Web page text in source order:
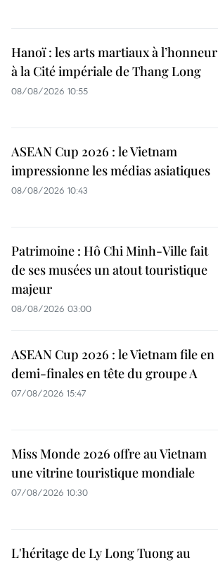
Hanoï : les arts martiaux à l’honneur
à la Cité impériale de Thang Long
08/08/2026 10:55
ASEAN Cup 2026 : le Vietnam
impressionne les médias asiatiques
08/08/2026 10:43
Patrimoine : Hô Chi Minh-Ville fait
de ses musées un atout touristique
majeur
08/08/2026 03:00
ASEAN Cup 2026 : le Vietnam file en
demi-finales en tête du groupe A
07/08/2026 15:47
Miss Monde 2026 offre au Vietnam
une vitrine touristique mondiale
07/08/2026 10:30
L'héritage de Ly Long Tuong au